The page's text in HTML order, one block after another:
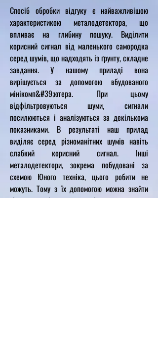
Спосіб обробки відгуку є найважливішою
характеристикою металодетектора, що
впливає на глибину пошуку. Виділити
корисний сигнал від маленького самородка
серед шумів, що надходять із ґрунту, складне
завдання. У нашому приладі вона
вирішується за допомогою вбудованого
мінікомп&#39;ютера. При цьому
відфільтровуються шуми, сигнали
посилюються і аналізуються за декількома
показниками. В результаті наш прилад
виділяє серед різноманітних шумів навіть
слабкий корисний сигнал. Інші
металодетектори, зокрема побудовані за
схемою Юного техніка, цього робити не
можуть. Тому з їх допомогою можна знайти
тільки порівняно великі предмети на